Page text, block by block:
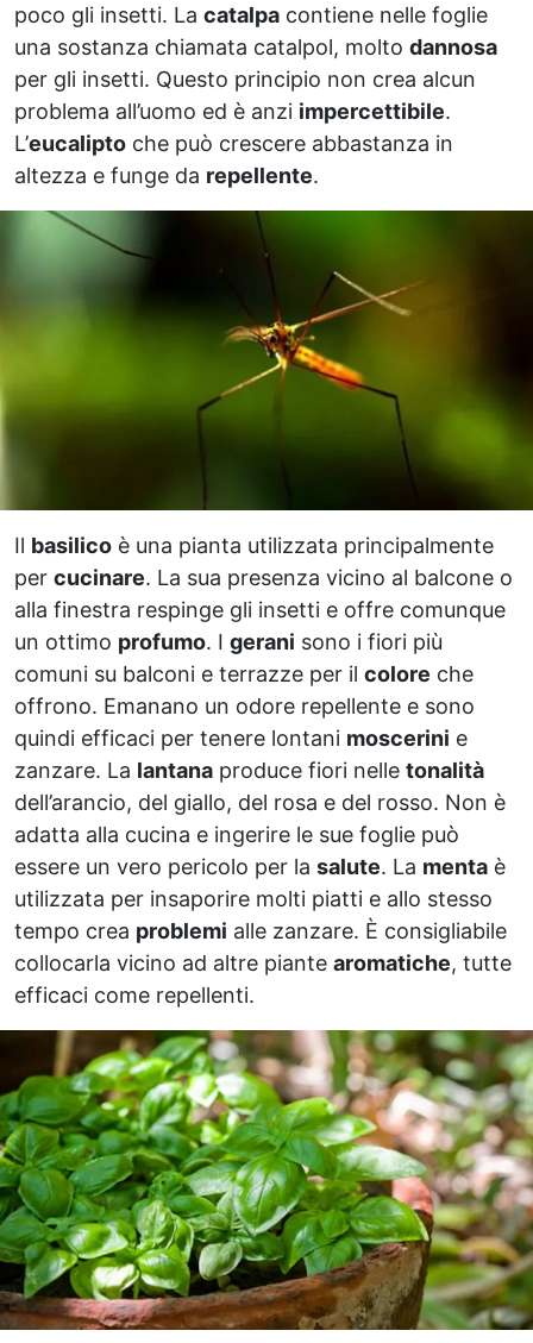
poco gli insetti. La catalpa contiene nelle foglie
una sostanza chiamata catalpol, molto dannosa
per gli insetti. Questo principio non crea alcun
problema all’uomo ed è anzi impercettibile.
L’eucalipto che può crescere abbastanza in
altezza e funge da repellente.
Il basilico è una pianta utilizzata principalmente
per cucinare. La sua presenza vicino al balcone o
alla finestra respinge gli insetti e offre comunque
un ottimo profumo. I gerani sono i fiori più
comuni su balconi e terrazze per il colore che
offrono. Emanano un odore repellente e sono
quindi efficaci per tenere lontani moscerini e
zanzare. La lantana produce fiori nelle tonalità
dell’arancio, del giallo, del rosa e del rosso. Non è
adatta alla cucina e ingerire le sue foglie può
essere un vero pericolo per la salute. La menta è
utilizzata per insaporire molti piatti e allo stesso
tempo crea problemi alle zanzare. È consigliabile
collocarla vicino ad altre piante aromatiche, tutte
efficaci come repellenti.